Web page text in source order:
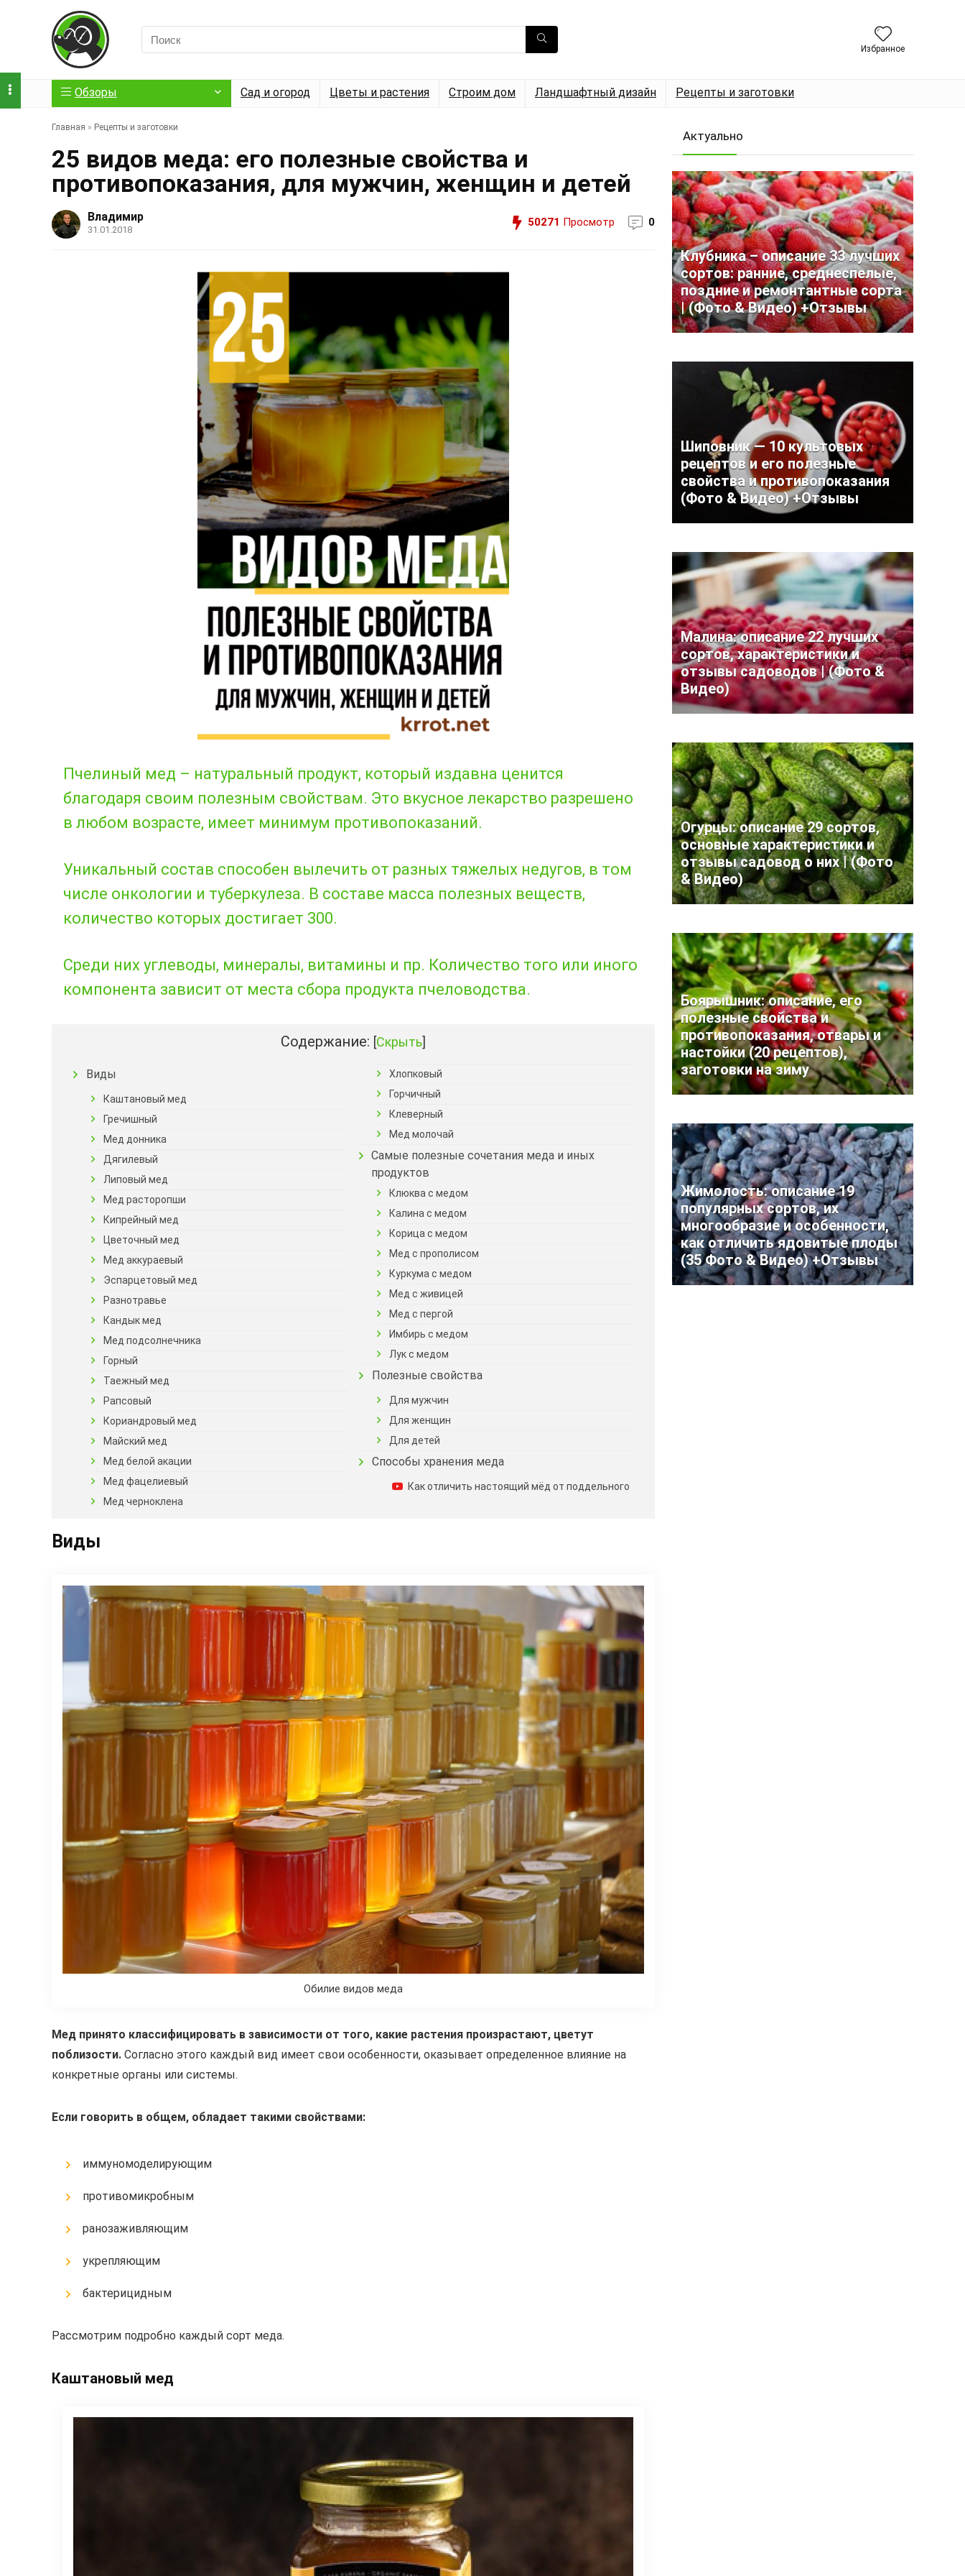
Избранное
Обзоры Сад и огород Цветы и растения Строим дом Ландшафтный дизайн Рецепты и заготовки
Главная » Рецепты и заготовки
25 видов меда: его полезные свойства и
противопоказания, для мужчин, женщин и детей
Владимир
31.01.2018
50271 Просмотр 0
Пчелиный мед – натуральный продукт, который издавна ценится
благодаря своим полезным свойствам. Это вкусное лекарство разрешено
в любом возрасте, имеет минимум противопоказаний.
Уникальный состав способен вылечить от разных тяжелых недугов, в том
числе онкологии и туберкулеза. В составе масса полезных веществ,
количество которых достигает 300.
Среди них углеводы, минералы, витамины и пр. Количество того или иного
компонента зависит от места сбора продукта пчеловодства.
Содержание: [Скрыть]
Виды
Каштановый мед
Гречишный
Мед донника
Дягилевый
Липовый мед
Мед расторопши
Кипрейный мед
Цветочный мед
Мед аккураевый
Эспарцетовый мед
Разнотравье
Кандык мед
Мед подсолнечника
Горный
Таежный мед
Рапсовый
Кориандровый мед
Майский мед
Мед белой акации
Мед фацелиевый
Мед черноклена
Хлопковый
Горчичный
Клеверный
Мед молочай
Самые полезные сочетания меда и иных
продуктов
Клюква с медом
Калина с медом
Корица с медом
Мед с прополисом
Куркума с медом
Мед с живицей
Мед с пергой
Имбирь с медом
Лук с медом
Полезные свойства
Для мужчин
Для женщин
Для детей
Способы хранения меда
Как отличить настоящий мёд от поддельного
Виды
Обилие видов меда
Мед принято классифицировать в зависимости от того, какие растения произрастают, цветут
поблизости. Согласно этого каждый вид имеет свои особенности, оказывает определенное влияние на
конкретные органы или системы.
Если говорить в общем, обладает такими свойствами:
иммуномоделирующим
противомикробным
ранозаживляющим
укрепляющим
бактерицидным
Рассмотрим подробно каждый сорт меда.
Каштановый мед
Актуально
Клубника – описание 33 лучших
сортов: ранние, среднеспелые,
поздние и ремонтантные сорта
| (Фото & Видео) +Отзывы
Шиповник — 10 культовых
рецептов и его полезные
свойства и противопоказания
(Фото & Видео) +Отзывы
Малина: описание 22 лучших
сортов, характеристики и
отзывы садоводов | (Фото &
Видео)
Огурцы: описание 29 сортов,
основные характеристики и
отзывы садовод о них | (Фото
& Видео)
Боярышник: описание, его
полезные свойства и
противопоказания, отвары и
настойки (20 рецептов),
заготовки на зиму
Жимолость: описание 19
популярных сортов, их
многообразие и особенности,
как отличить ядовитые плоды
(35 Фото & Видео) +Отзывы